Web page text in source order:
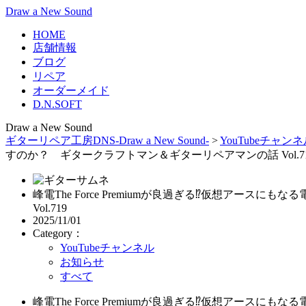
Draw a New Sound
HOME
店舗情報
ブログ
リペア
オーダーメイド
D.N.SOFT
Draw a New Sound
ギターリペア工房DNS-Draw a New Sound- >YouTubeチャンネ
すのか？ ギタークラフトマン＆ギターリペアマンの話
峰電The Force Premiumが良過ぎる⁉仮想アースにも
Vol.719
2025/11/01
Category：
YouTubeチャンネル
お知らせ
すべて
峰電The Force Premiumが良過ぎる⁉仮想アースにも